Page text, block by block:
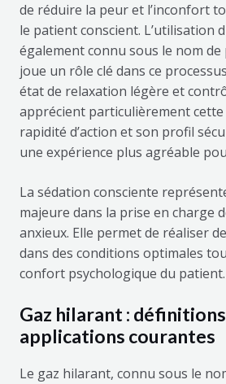
de réduire la peur et l’inconfort
le patient conscient. L’utilisation
également connu sous le nom de
joue un rôle clé dans ce
état de relaxation légère et
apprécient particulièrement
rapidité d’action et son profil
une expérience plus agréable
La sédation consciente
majeure dans la prise en charge
anxieux. Elle permet de réaliser
dans des conditions optimales
confort psychologique du patient.
Gaz hilarant :
applications courantes
Le gaz hilarant, connu sous le